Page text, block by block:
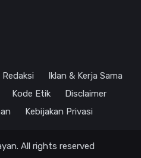
Iklan & Kerja Sama
Kode Etik
Disclaimer
Kebijakan Privasi
All rights reserved